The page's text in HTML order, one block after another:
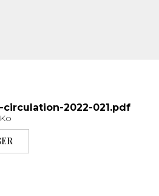
2022-021.pdf